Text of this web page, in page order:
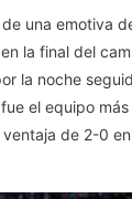
una emotiva
la final del
la noche
el equipo
de 2-0